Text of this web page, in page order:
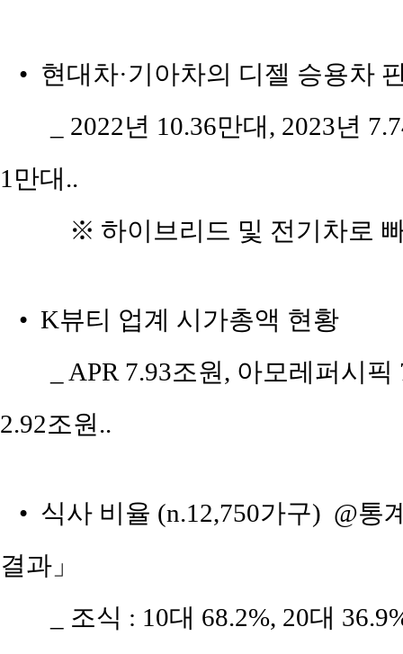
• 현대차·기아차의 디젤 승용차
_ 2022년 10.36만대, 2023년
1만대..
※ 하이브리드 및 전기차로
• K뷰티 업계 시가총액 현황
_ APR 7.93조원, 아모레퍼시
2.92조원..
• 식사 비율 (n.12,750가구) @통
결과」
_ 조식 : 10대 68.2%, 20대